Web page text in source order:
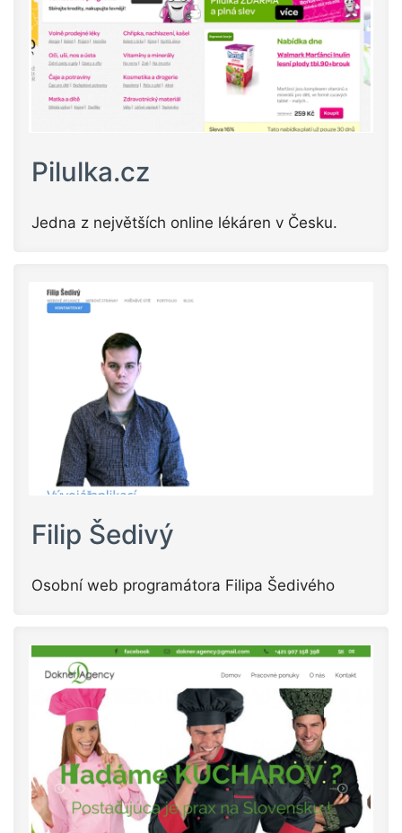
Pilulka.cz
Jedna z největších online lékáren v Česku.
Filip Šedivý
Osobní web programátora Filipa Šedivého